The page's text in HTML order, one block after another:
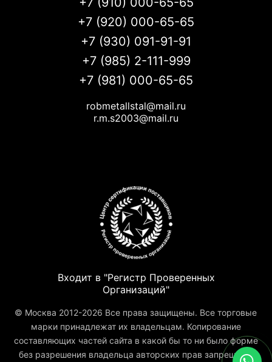
+7 (920) 000-65-65
+7 (930) 091-91-91
+7 (985) 2-111-999
+7 (981) 000-65-65
robmetallstal@mail.ru
r.m.s2003@mail.ru
Входит в "Регистр Проверенных
Организаций"
© Москва 2012-2026 Все права защищены. Все торговые
марки принадлежат их владельцам. Копирование
составляющих частей сайта в какой бы то ни было форме
без разрешения владельца авторских прав запрещено.